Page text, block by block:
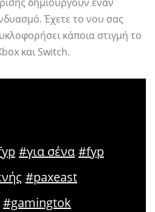
Έχετε το νου σας
κάποια στιγμή το
και Switch.
#για σένα #fyp
#paxeast
#gamingtok